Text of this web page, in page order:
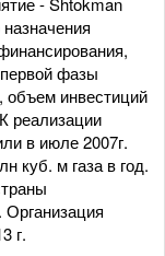
фазы
инвестиций
реализации
в июле 2007г.
куб. м газа в год.
г.